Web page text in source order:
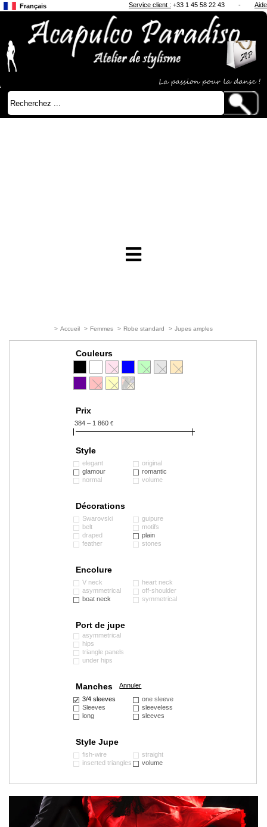
Français
Japonais
Service client : +33 1 45 58 22 43 - Aide
> Accueil > Femmes > Robe standard > Jupes amples
Couleurs
Prix
384 – 1 860€
Style
elegant
glamour
normal
original
romantic
volume
Décorations
Swarovski
belt
draped
feather
guipure
motifs
plain
stones
Encolure
V neck
asymmetrical
boat neck
heart neck
off-shoulder
symmetrical
Port de jupe
asymmetrical
hips
triangle panels
under hips
Annuler
Manches
3/4 sleeves
Sleeves
long
one sleeve
sleeveless
sleeves
Style Jupe
fish-wire
inserted triangles
straight
volume